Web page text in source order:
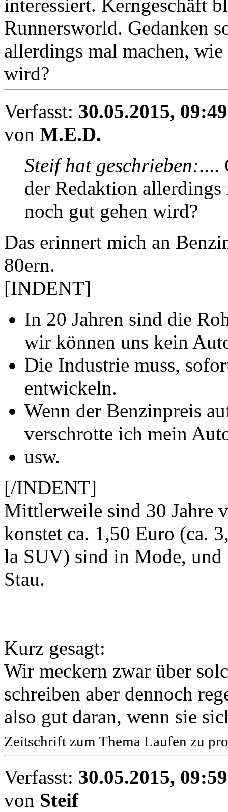
interessiert. Kerngeschäft
Runnersworld. Gedanken
allerdings mal machen,
wird?
Verfasst: 30.05.2015, 09:49
von M.E.D.
Steif hat geschrieben:....
der Redaktion allerdings
noch gut gehen wird?
Das erinnert mich an
80ern.
[INDENT]
In 20 Jahren sind die
wir können uns kein
Die Industrie muss,
entwickeln.
Wenn der Benzinpreis
verschrotte ich mein
usw.
[/INDENT]
Mittlerweile sind 30 Jahre
konstet ca. 1,50 Euro (ca.
la SUV) sind in Mode,
Stau.
Kurz gesagt:
Wir meckern zwar über
schreiben aber dennoch
also gut daran, wenn sie
Zeitschrift zum Thema Laufen zu
Verfasst: 30.05.2015, 09:59
von Steif